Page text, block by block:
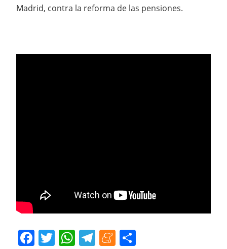
Madrid, contra la reforma de las pensiones.
Facebook
Twitter
WhatsApp
Telegram
Meneame